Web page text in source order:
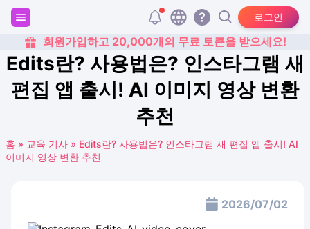
로그인
회원가입하고 20,000개의 무료 토큰을 받으세요!
Edits란? 사용법은? 인스타그램 새
편집 앱 출시! AI 이미지 영상 변환
추천
홈 » 교육 기사 » Edits란? 사용법은? 인스타그램 새 편집 앱 출시! AI
이미지 영상 변환 추천
2026/07/02